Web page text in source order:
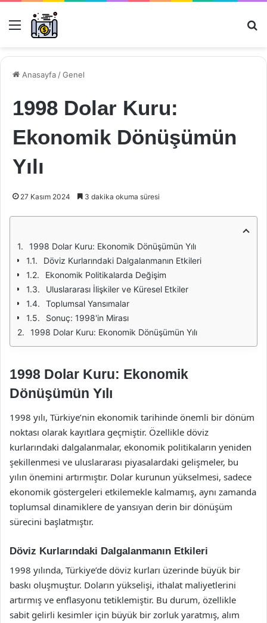
Menü
Anasayfa /Genel
1998 Dolar Kuru:
Ekonomik Dönüşümün
Yılı
27 Kasım 2024 3 dakika okuma süresi
1998 Dolar Kuru: Ekonomik Dönüşümün Yılı
Döviz Kurlarındaki Dalgalanmanın Etkileri
Ekonomik Politikalarda Değişim
Uluslararası İlişkiler ve Küresel Etkiler
Toplumsal Yansımalar
Sonuç: 1998'in Mirası
1998 Dolar Kuru: Ekonomik Dönüşümün Yılı
1998 Dolar Kuru: Ekonomik
Dönüşümün Yılı
1998 yılı, Türkiye’nin ekonomik tarihinde önemli bir dönüm
noktası olarak kayıtlara geçmiştir. Özellikle döviz
kurlarındaki dalgalanmalar, ekonomik politikaların yeniden
şekillenmesi ve uluslararası piyasalardaki gelişmeler, bu
yılın önemini artırmıştır. Dolar kurunun yükselmesi, sadece
ekonomik göstergeleri etkilemekle kalmamış, aynı zamanda
toplumsal dinamiklere de yansıyan derin bir dönüşüm
sürecini başlatmıştır.
Döviz Kurlarındaki Dalgalanmanın Etkileri
1998 yılında, Türkiye’de döviz kurları üzerinde büyük bir
baskı oluşmuştur. Doların yükselişi, ithalat maliyetlerini
artırmış ve enflasyonu tetiklemiştir. Bu durum, özellikle
sabit gelirli kesimler için büyük bir zorluk yaratmış, alım